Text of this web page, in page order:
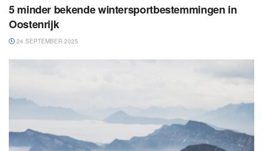
5 minder bekende wintersportbestemmingen in
Oostenrijk
24 SEPTEMBER 2025